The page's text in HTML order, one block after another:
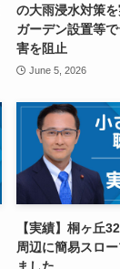
の大雨浸水対策
ガーデン設置等
害を阻止
June 5, 2026
【実績】桐ヶ丘
周辺に簡易スロ